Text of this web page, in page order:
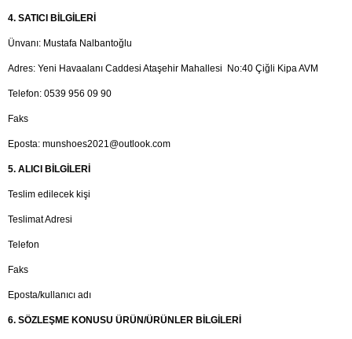
4. SATICI BİLGİLERİ
Ünvanı: Mustafa Nalbantoğlu
Adres: Yeni Havaalanı Caddesi Ataşehir Mahallesi  No:40 Çiğli Kipa AVM
Telefon: 0539 956 09 90
Faks
Eposta: munshoes2021@outlook.com
5. ALICI BİLGİLERİ
Teslim edilecek kişi
Teslimat Adresi
Telefon
Faks
Eposta/kullanıcı adı
6. SÖZLEŞME KONUSU ÜRÜN/ÜRÜNLER BİLGİLERİ